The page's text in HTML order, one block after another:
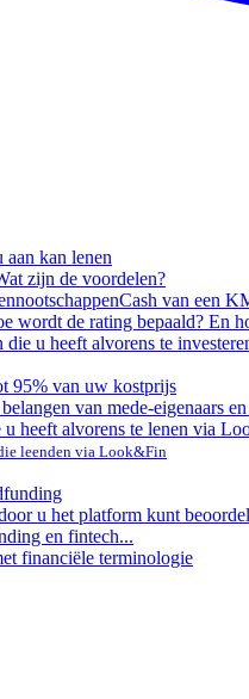
kan lenen
zijn de voordelen?
Cash van een
wordt de rating bepaald? En
die u heeft alvorens te
95% van uw kostprijs
van mede-eigenaars
heeft alvorens te lenen via
leenden via Look&Fin
u het platform kunt
en fintech...
financiële terminologie